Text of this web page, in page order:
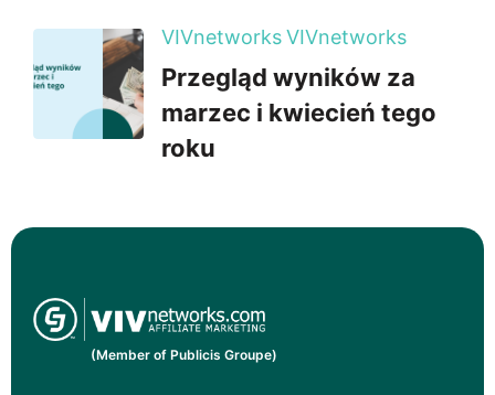
Przegląd wyników za
marzec i kwiecień tego
roku
VIVnetworksVIVnetworks
(Member of Publicis Groupe)